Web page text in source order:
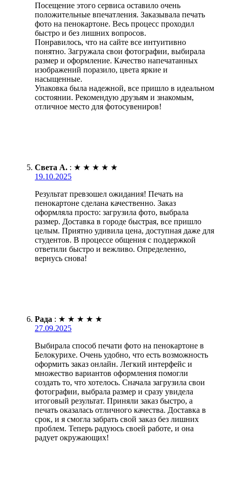
Посещение этого сервиса оставило очень
положительные впечатления. Заказывала печать
фото на пенокартоне. Весь процесс проходил
быстро и без лишних вопросов.
Понравилось, что на сайте все интуитивно
понятно. Загружала свои фотографии, выбирала
размер и оформление. Качество напечатанных
изображений поразило, цвета яркие и
насыщенные.
Упаковка была надежной, все пришло в идеальном
состоянии. Рекомендую друзьям и знакомым,
отличное место для фотосувениров!
Света А. : ★ ★ ★ ★ ★
19.10.2025
Результат превзошел ожидания! Печать на
пенокартоне сделана качественно. Заказ
оформляла просто: загрузила фото, выбрала
размер. Доставка в городе быстрая, все пришло
целым. Приятно удивила цена, доступная даже для
студентов. В процессе общения с поддержкой
ответили быстро и вежливо. Определенно,
вернусь снова!
Рада : ★ ★ ★ ★ ★
27.09.2025
Выбирала способ печати фото на пенокартоне в
Белокурихе. Очень удобно, что есть возможность
оформить заказ онлайн. Легкий интерфейс и
множество вариантов оформления помогли
создать то, что хотелось. Сначала загрузила свои
фотографии, выбрала размер и сразу увидела
итоговый результат. Приняли заказ быстро, а
печать оказалась отличного качества. Доставка в
срок, и я смогла забрать свой заказ без лишних
проблем. Теперь радуюсь своей работе, и она
радует окружающих!